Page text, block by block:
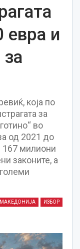
евра и
за
која по
за
во
од 2021 до
167 милиони
законите, а
МАКЕДОНИЈА ИЗБОР